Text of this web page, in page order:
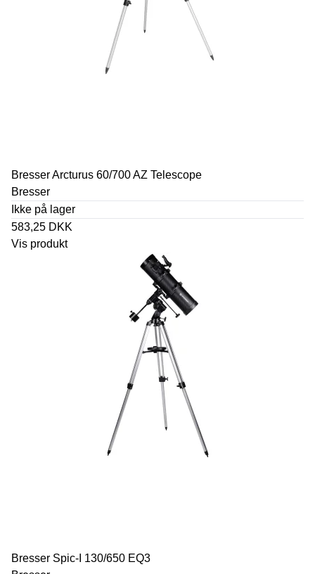
Bresser Arcturus 60/700 AZ Telescope
Bresser
Ikke på lager
583,25 DKK
Vis produkt
Bresser Spic-I 130/650 EQ3